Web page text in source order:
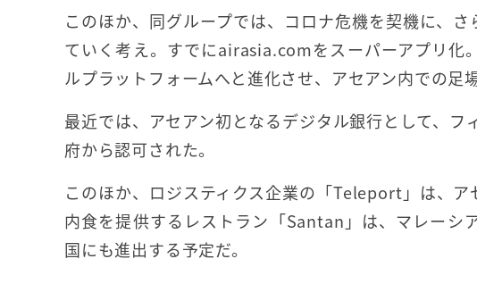
このほか、同グループでは、コロナ危機を契機に、
ていく考え。すでにairasia.comをスーパーアプリ化
ルプラットフォームへと進化させ、アセアン内での足
最近では、アセアン初となるデジタル銀行として、
府から認可された。
このほか、ロジスティクス企業の「Teleport」は、
内食を提供するレストラン「Santan」は、マレーシ
国にも進出する予定だ。